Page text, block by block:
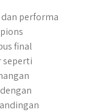
performa
final
seperti